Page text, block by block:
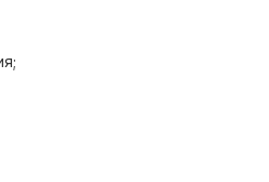
вид Bugatti Chiron.